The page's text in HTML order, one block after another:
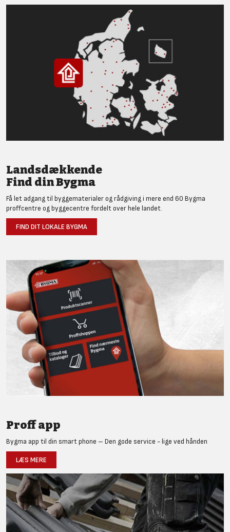
Landsdækkende
Find din Bygma
Få let adgang til byggematerialer og rådgiving i mere end 60 Bygma
proffcentre og byggecentre fordelt over hele landet.
FIND DIT LOKALE BYGMA
Proff app
Bygma app til din smart phone – Den gode service - lige ved hånden
LÆS MERE